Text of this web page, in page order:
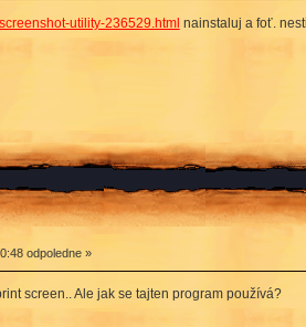
utility-236529.html nainstaluj a foť.
odpoledne »
screen.. Ale jak se tajten program používá?